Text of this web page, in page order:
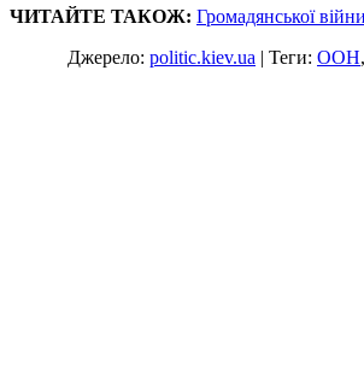
ЧИТАЙТЕ ТАКОЖ: Громадянської
Джерело: politic.kiev.ua | Теги: ООН,